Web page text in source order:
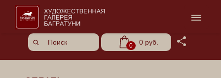
0 0 руб.